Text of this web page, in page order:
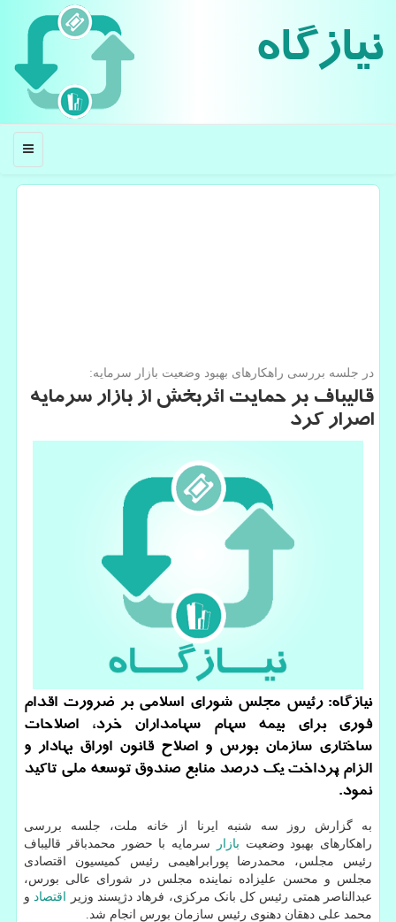
نیازگاه
منو
در جلسه بررسی راهكارهای بهبود وضعیت بازار سرمایه:
قالیباف بر حمایت اثربخش از بازار سرمایه
اصرار كرد
نیازگاه: رئیس مجلس شورای اسلامی بر ضرورت اقدام
فوری برای بیمه سهام سهامداران خرد، اصلاحات
ساختاری سازمان بورس و اصلاح قانون اوراق بهادار و
الزام پرداخت یک درصد منابع صندوق توسعه ملی تاکید
نمود.
به گزارش روز سه شنبه ایرنا از خانه ملت، جلسه بررسی
راهکارهای بهبود وضعیت بازار
سرمایه با حضور محمدباقر قالیباف
رئیس مجلس، محمدرضا پورابراهیمی رئیس کمیسیون اقتصادی
مجلس و محسن علیزاده نماینده مجلس در شورای عالی بورس،
عبدالناصر همتی رئیس کل بانک مرکزی، فرهاد دژپسند وزیر
اقتصاد و
محمد علی دهقان دهنوی رئیس سازمان بورس انجام شد.